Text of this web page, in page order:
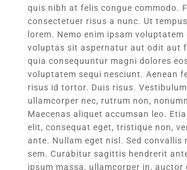
quis nibh at felis congue commodo.
consectetuer risus a nunc. Ut
lorem. Nemo enim ipsam voluptatem
voluptas sit aspernatur aut odit aut
quia consequuntur magni dolores
voluptatem sequi nesciunt. Aenean
risus id tortor. Duis risus.
ullamcorper nec, rutrum non,
Maecenas aliquet accumsan leo.
elit, consequat eget, tristique non,
ante. Nullam eget nisl. Sed convallis
sem. Curabitur sagittis hendrerit
ipsum massa, ullamcorper in, auctor